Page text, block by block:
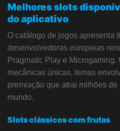
Melhores slots
do aplicativo
O catálogo de jogos apresenta
desenvolvedoras europeias
Pragmatic Play e Microgaming.
mecânicas únicas, temas
premiação que atrai milhões
mundo.
Slots clássicos com frutas